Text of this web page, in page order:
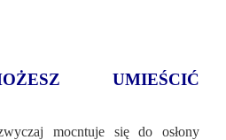
UMIEŚCIĆ
mocntuje się do osłony